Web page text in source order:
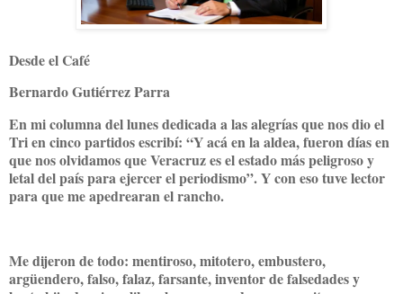
Desde el Café
Bernardo Gutiérrez Parra
En mi columna del lunes dedicada a las alegrías que nos dio el
Tri en cinco partidos escribí: “Y acá en la aldea, fueron días en
que nos olvidamos que Veracruz es el estado más peligroso y
letal del país para ejercer el periodismo”. Y con eso tuve lector
para que me apedrearan el rancho.
Me dijeron de todo: mentiroso, mitotero, embustero,
argüendero, falso, falaz, farsante, inventor de falsedades y